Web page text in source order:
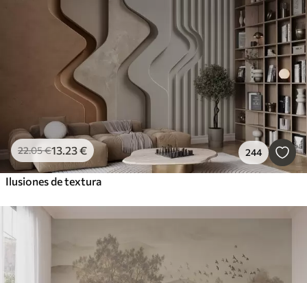
22.05€13 .23€ 244
Ilusiones de textura